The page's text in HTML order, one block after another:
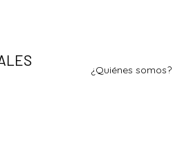
¿Quiénes somos?